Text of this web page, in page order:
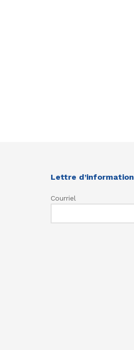
Lettre d’information
Courriel